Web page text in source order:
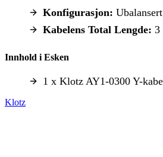
Konfigurasjon:
Kabelens Total Lengde: 3
Innhold i Esken
1 x Klotz AY1-0300 Y-
Klotz